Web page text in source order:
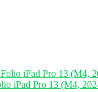
iPad Pro 13 (M4,